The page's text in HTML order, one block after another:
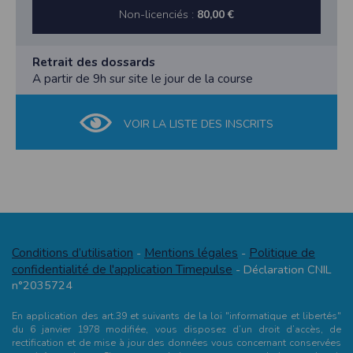
Non-licenciés : 80,00 €
Retrait des dossards
A partir de 9h sur site le jour de la course
VOIR LA LISTE DES INSCRITS
Conditions d’utilisation - Mentions légales - Politique de
confidentialité de l'application Timepulse - Déclaration CNIL
n°2035724
En application des art.39 et suivants de la loi "informatique et libertés"
du 6 janvier 1978 modifiée, vous disposez d’un droit d’accès, de
rectification et de mise à jour des données vous concernant conservées